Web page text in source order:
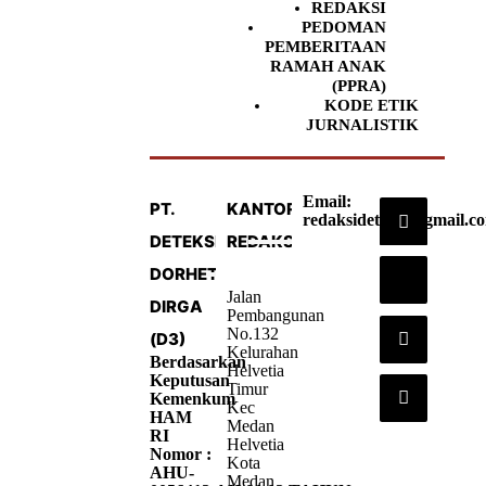
REDAKSI
PEDOMAN
PEMBERITAAN
RAMAH ANAK
(PPRA)
KODE ETIK
JURNALISTIK
PT.
DETEKSI
DORHETA
DIRGA
(D3)
Berdasarkan
Keputusan
Kemenkum
HAM
RI
Nomor :
AHU-
KANTOR
REDAKSI
Jalan
Pembangunan
No.132
Kelurahan
Helvetia
Timur
Kec
Medan
Helvetia
Kota
Medan
Email: